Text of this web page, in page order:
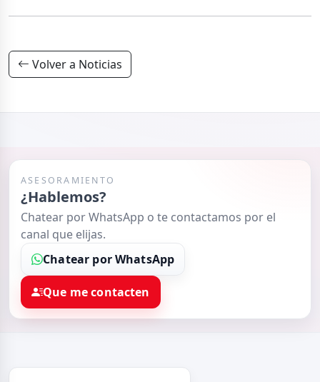
Volver a Noticias
ASESORAMIENTO
¿Hablemos?
Chatear por WhatsApp o te contactamos por el
canal que elijas.
Chatear por WhatsApp
Que me contacten